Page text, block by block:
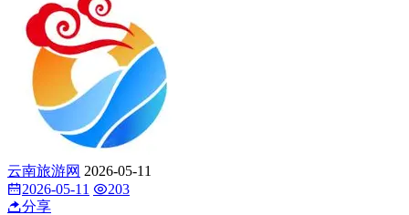
云南旅游网 2026-05-11
2026-05-11
203
分享